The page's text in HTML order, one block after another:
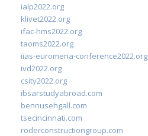
ialp2022.org
klivet2022.org
ifac-hms2022.org
taoms2022.org
iias-euromena-conference2022.org
ivd2022.org
csity2022.org
ibsarstudyabroad.com
bennusehgall.com
tsecincinnati.com
roderconstructiongroup.com